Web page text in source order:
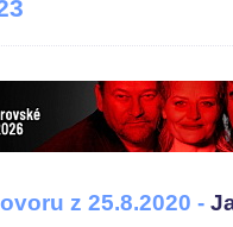
z 25.8.2020 -